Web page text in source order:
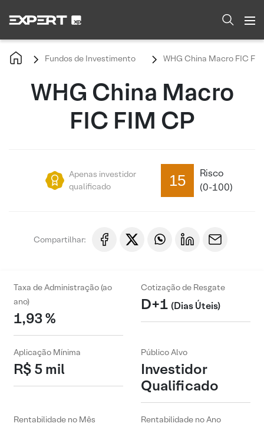
Fundos de Investimento WHG China Macro FIC
WHG China Macro
FIC FIM CP
Apenas investidor
qualificado
15
Risco
(0-100)
Compartilhar:
Taxa de Administração (ao
ano)
1,93 %
Cotização de Resgate
D+1 (Dias Úteis)
Aplicação Mínima
R$ 5 mil
Público Alvo
Investidor
Qualificado
Rentabilidade no Mês Rentabilidade no Ano